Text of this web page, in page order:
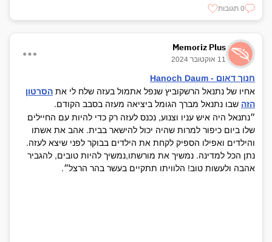
0 תגובות
Memoriz Plus
11 אוקטובר 2024
חנוך דאום - Hanoch Daum
אחיו של נתנאל הרשקוביץ שנפל אתמול בעזה שלח לי את הסרטון
הזה שבו נתנאל מברך הגומל ביציאה מעזה בסבב הקודם.
״נתנאל היה איש עניו וצנוע, נכנס לעזה רק כדי להיות עם החיילים
שלו ביום כיפור למרות שהיה יכול להישאר בבית. אהב את אשתו
והילדים ואפילו הספיק לקחת את הילדים בבוקר לפני שיצא לעזה.
נתן הכל למדינה. נמשיך את מורשתו,נמשיך להיות טובים, להגביר
אהבה ולעשות טוב! הלוויתו תתקיים בעשר בהר הרצל״.